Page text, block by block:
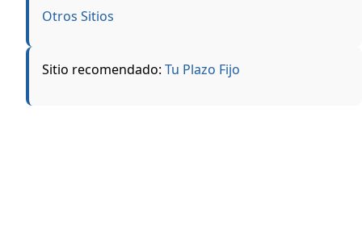
Otros Sitios
Sitio recomendado: Tu Plazo Fijo